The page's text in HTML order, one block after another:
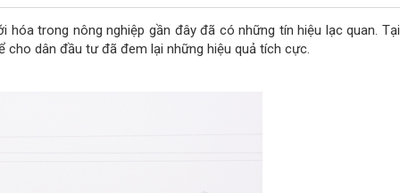
trong nông nghiệp gần đây đã có những tín hiệu lạc quan. Tại
cho dân đầu tư đã đem lại những hiệu quả tích cực.